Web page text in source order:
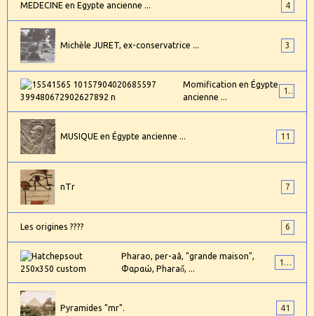
MEDECINE en Egypte ancienne ... 4
Michèle JURET, ex-conservatrice ... 3
Momification en Égypte
ancienne ...
17
MUSIQUE en Égypte ancienne ... 11
nTr 7
Les origines ???? 6
Pharao, per-aâ, "grande maison",
Φαραώ, Pharaố, ...
Pyramides "mr". 41